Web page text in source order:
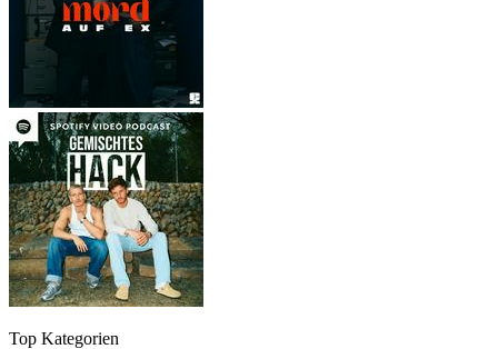
Top Kategorien